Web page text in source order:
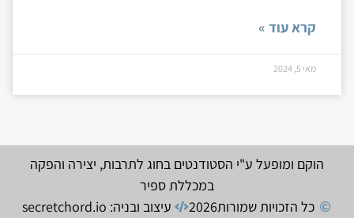
קרא עוד »
מאי 5, 2024
הוקם ומופעל ע"י הסטודנטים בחוג לתרבות, יצירה והפקה
במכללת ספיר
כל הזכויות שמורות2026 עיצוב ובניה: secretchord.io